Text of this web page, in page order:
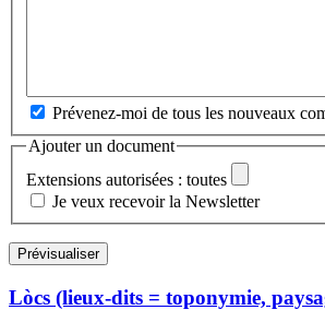
Prévenez-moi de tous les nouveaux
Ajouter un document
Extensions autorisées : toutes
Je veux recevoir la Newsletter
Lòcs (lieux-dits = toponymie,